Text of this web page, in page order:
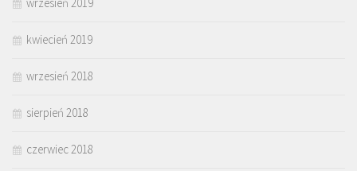
kwiecień 2019
wrzesień 2018
sierpień 2018
czerwiec 2018